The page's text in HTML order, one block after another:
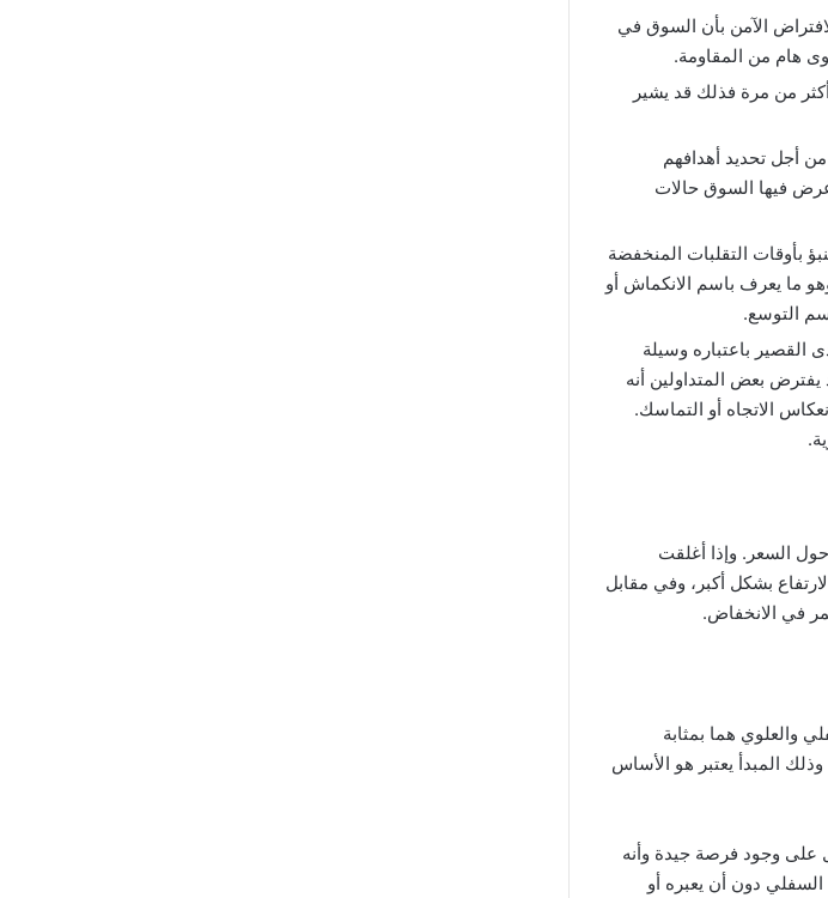
الآمن بأن السوق في
هام من المقاومة.
من مرة فذلك قد يشير
ولذلك فإن المتداولين يستخدمون البولنجر باند إلى جانب المؤشرات الأخرى لــTA من أجل تحديد أهدافهم
فيها السوق حالات
بأوقات التقلبات المنخفضة
ما يعرف باسم الانكماش أو
التوسع.
القصير باعتباره وسيلة
يفترض بعض المتداولين أنه
الاتجاه أو التماسك.
السعر. وإذا أغلقت
بشكل أكبر، وفي مقابل
في الانخفاض.
والعلوي هما بمثابة
المبدأ يعتبر هو الأساس
على وجود فرصة جيدة وأنه
دون أن يعبره أو